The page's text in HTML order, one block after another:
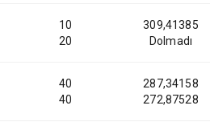
10
20
309,41385
Dolmadı
40
40
287,34158
272,87528